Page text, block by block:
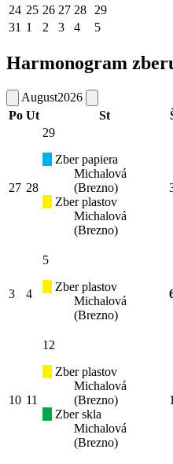
24 25 26 27 28 29
31 1 2 3 4 5
Harmonogram
August2026
Po Ut St
27 28
29
Zber papiera
Michalová
(Brezno)
Zber plastov
Michalová
(Brezno)
3 4
5
Zber plastov
Michalová
(Brezno)
10 11
12
Zber plastov
Michalová
(Brezno)
Zber skla
Michalová
(Brezno)